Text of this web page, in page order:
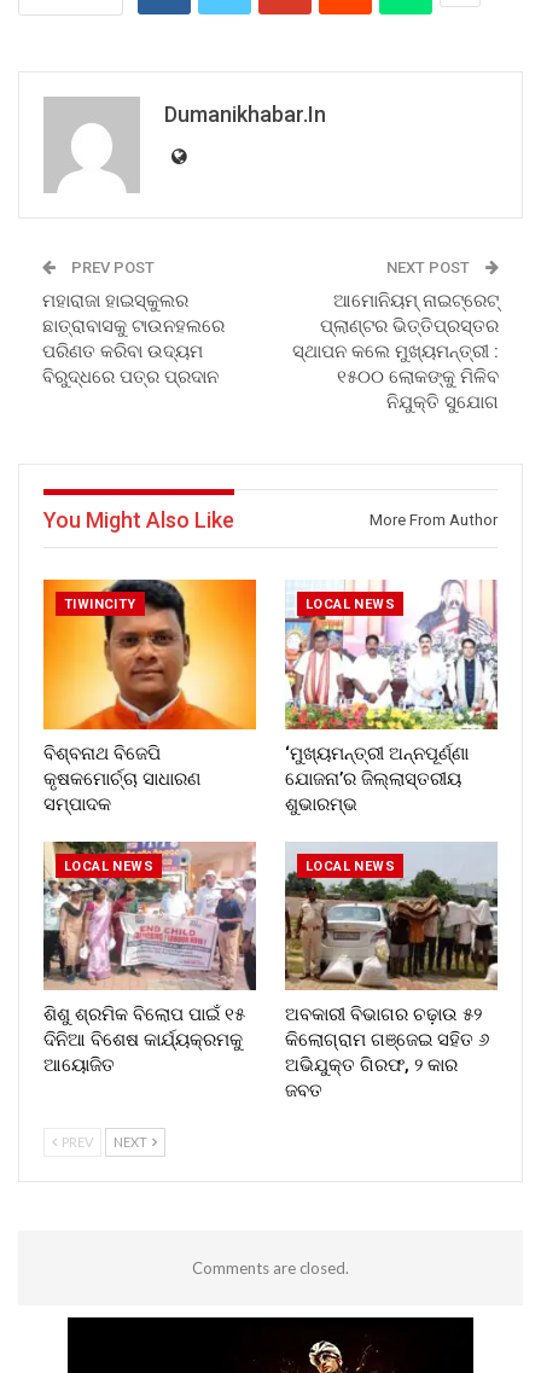
Dumanikhabar.in
PREV POST
ମହାରାଜା ହାଇସ୍କୁଲର
ଛାତ୍ରାବାସକୁ ଟାଉନହଲରେ
ପରିଣତ କରିବା ଉଦ୍ୟମ
ବିରୁଦ୍ଧରେ ପତ୍ର ପ୍ରଦାନ
NEXT POST
ଆମୋନିୟମ୍ ନାଇଟ୍ରେଟ୍
ପ୍ଲାଣ୍ଟର ଭିତ୍ତିପ୍ରସ୍ତର
ସ୍ଥାପନ କଲେ ମୁଖ୍ୟମନ୍ତ୍ରୀ :
୧୫୦୦ ଲୋକଙ୍କୁ ମିଳିବ
ନିଯୁକ୍ତି ସୁଯୋଗ
You Might Also Like More From Author
TIWINCITY
ବିଶ୍ବନାଥ ବିଜେପି
କୃଷକମୋର୍ଚ୍ଚା ସାଧାରଣ
ସମ୍ପାଦକ
LOCAL NEWS
‘ମୁଖ୍ୟମନ୍ତ୍ରୀ ଅନ୍ନପୂର୍ଣ୍ଣା
ଯୋଜନା’ର ଜିଲ୍ଲାସ୍ତରୀୟ
ଶୁଭାରମ୍ଭ
LOCAL NEWS
ଶିଶୁ ଶ୍ରମିକ ବିଲୋପ ପାଇଁ ୧୫
ଦିନିଆ ବିଶେଷ କାର୍ଯ୍ୟକ୍ରମକୁ
ଆୟୋଜିତ
LOCAL NEWS
ଅବକାରୀ ବିଭାଗର ଚଢ଼ାଉ ୫୨
କିଲୋଗ୍ରାମ ଗଞ୍ଜେଇ ସହିତ ୬
ଅଭିଯୁକ୍ତ ଗିରଫ, ୨ କାର
ଜବତ
PREV NEXT
Comments are closed.